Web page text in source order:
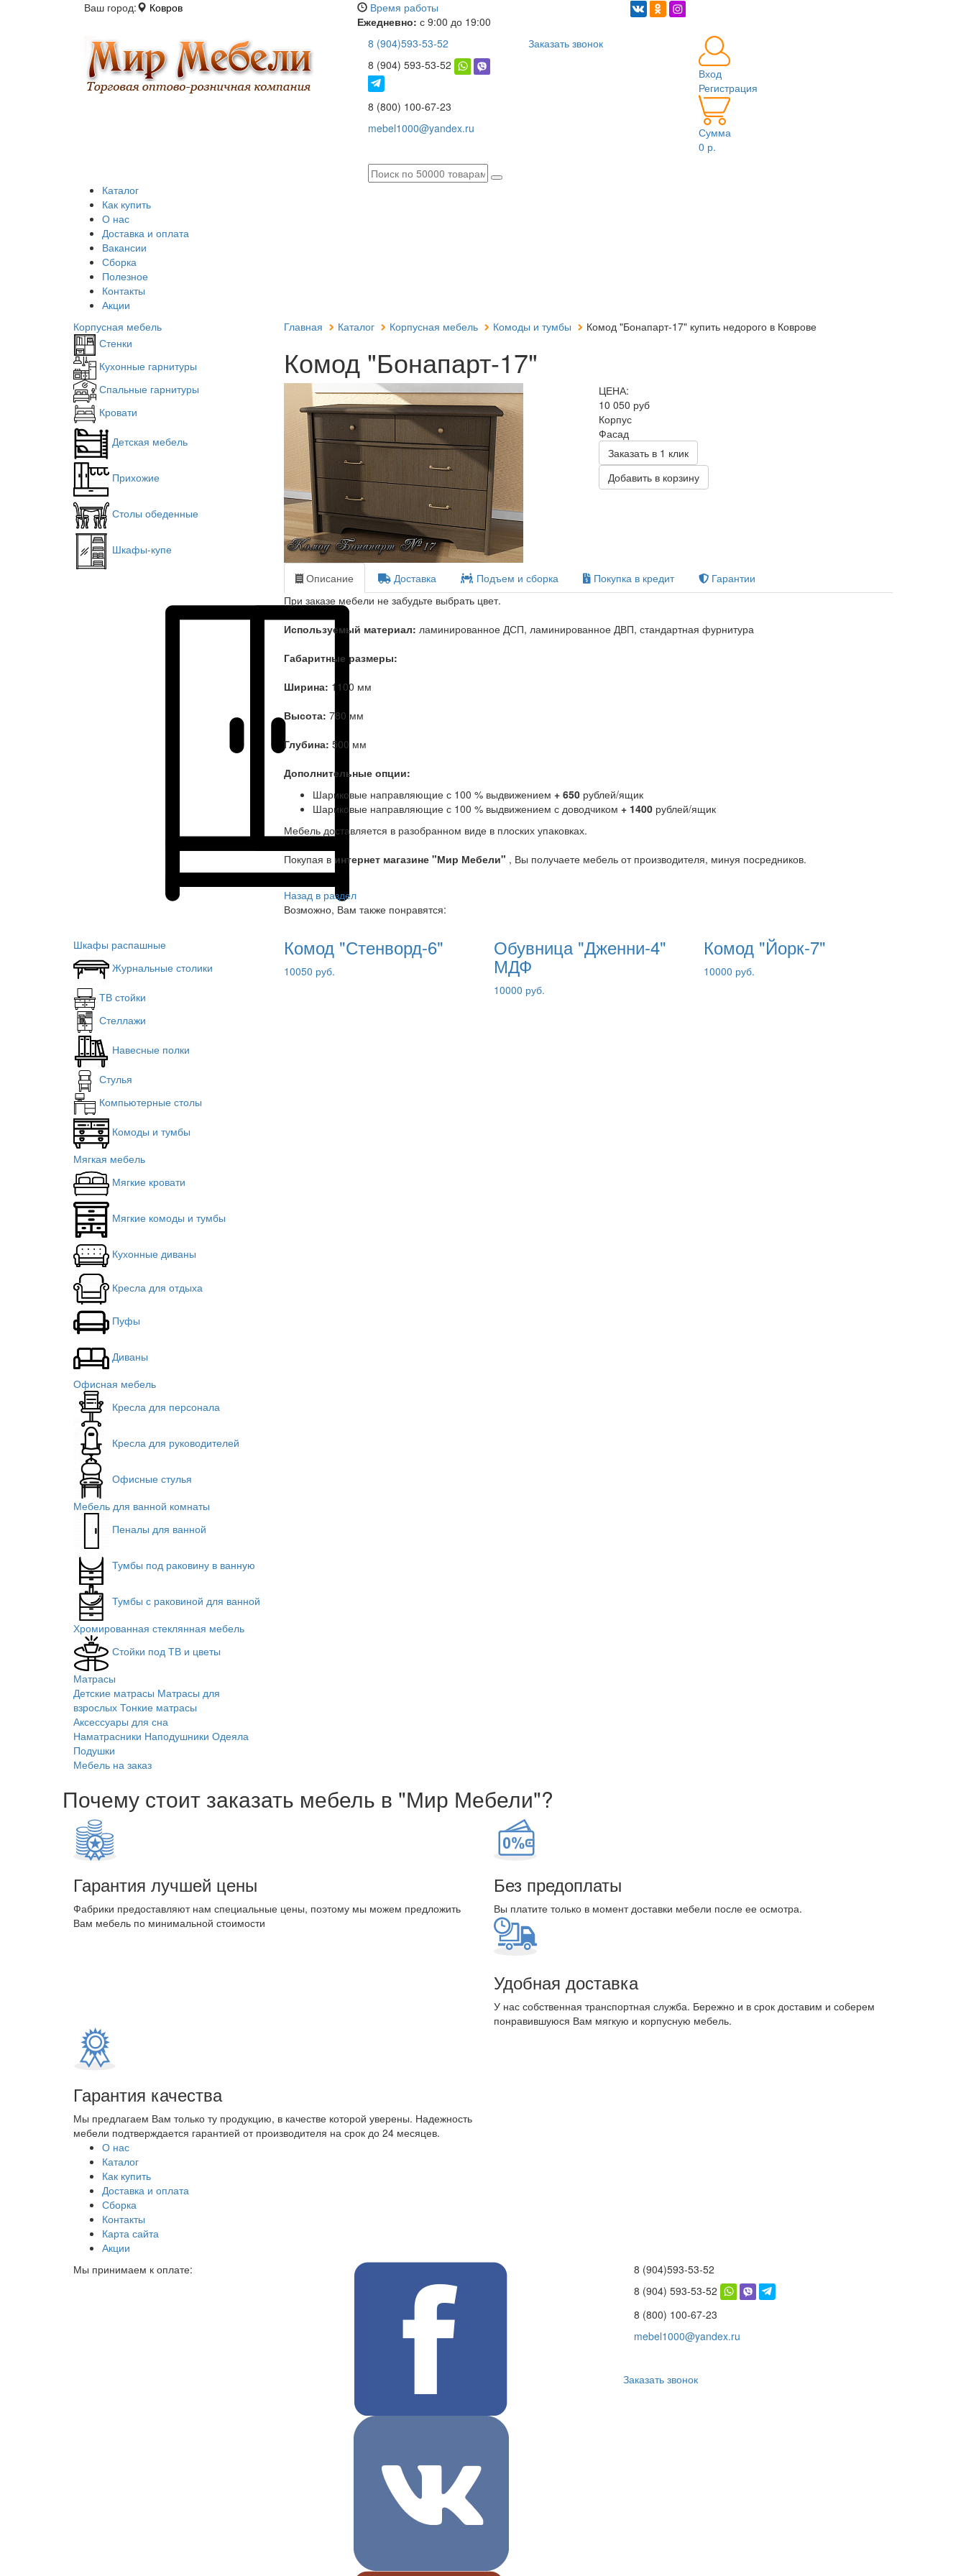
Ваш город: Ковров
Время работы
Ежедневно: с 9:00 до 19:00
8 (904)593-53-52
8 (904) 593-53-52
8 (800) 100-67-23
mebel1000@yandex.ru
Заказать звонок
Вход
Регистрация
Сумма
0 р.
Каталог
Как купить
О нас
Доставка и оплата
Вакансии
Сборка
Полезное
Контакты
Акции
Корпусная мебель
Стенки
Кухонные гарнитуры
Спальные гарнитуры
Кровати
Детская мебель
Прихожие
Столы обеденные
Шкафы-купе
Шкафы распашные
Журнальные столики
ТВ стойки
Стеллажи
Навесные полки
Стулья
Компьютерные столы
Комоды и тумбы
Мягкая мебель
Мягкие кровати
Мягкие комоды и тумбы
Кухонные диваны
Кресла для отдыха
Пуфы
Диваны
Офисная мебель
Кресла для персонала
Кресла для руководителей
Офисные стулья
Мебель для ванной комнаты
Пеналы для ванной
Тумбы под раковину в ванную
Тумбы с раковиной для ванной
Хромированная стеклянная мебель
Стойки под ТВ и цветы
Матрасы
Детские матрасы Матрасы для
взрослых Тонкие матрасы
Аксессуары для сна
Наматрасники Наподушники Одеяла
Подушки
Мебель на заказ
Главная Каталог Корпусная мебель Комоды и тумбы Комод "Бонапарт-17" купить недорого в Коврове
Комод "Бонапарт-17"
ЦЕНА:
10 050 руб
Корпус
Фасад
Заказать в 1 клик
Добавить в корзину
Описание Доставка Подъем и сборка Покупка в кредит
Гарантии
При заказе мебели не забудьте выбрать цвет.
Используемый материал: ламинированное ДСП, ламинированное ДВП, стандартная фурнитура
Габаритные размеры:
Ширина: 1100 мм
Высота: 780 мм
Глубина: 500 мм
Дополнительные опции:
Шариковые направляющие с 100 % выдвижением + 650рублей/ящик
Шариковые направляющие с 100 % выдвижением с доводчиком + 1400рублей/ящик
Мебель доставляется в разобранном виде в плоских упаковках.
Покупая в интернет магазине "Мир Мебели" , Вы получаете мебель от производителя, минуя посредников.
Назад в раздел
Возможно, Вам также понравятся:
Комод "Стенворд-6"
10050 руб.
Обувница "Дженни-4"
МДФ
10000 руб.
Комод "Йорк-7"
10000 руб.
Почему стоит заказать мебель в "Мир Мебели"?
Гарантия лучшей цены
Фабрики предоставляют нам специальные цены, поэтому мы можем предложить
Вам мебель по минимальной стоимости
Без предоплаты
Вы платите только в момент доставки мебели после ее осмотра.
Удобная доставка
У нас собственная транспортная служба. Бережно и в срок доставим и соберем
понравившуюся Вам мягкую и корпусную мебель.
Гарантия качества
Мы предлагаем Вам только ту продукцию, в качестве которой уверены. Надежность
мебели подтверждается гарантией от производителя на срок до 24 месяцев.
О нас
Каталог
Как купить
Доставка и оплата
Сборка
Контакты
Карта сайта
Акции
Мы принимаем к оплате:
8 (904)593-53-52
8 (904) 593-53-52
8 (800) 100-67-23
mebel1000@yandex.ru
Заказать звонок